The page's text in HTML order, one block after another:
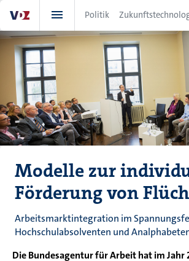
zum
Inhalt
Politik
Modelle zur
Förderung von
Arbeitsmarktintegration im
Hochschulabsolventen und
Die Bundesagentur für Arbeit hat im Jahr